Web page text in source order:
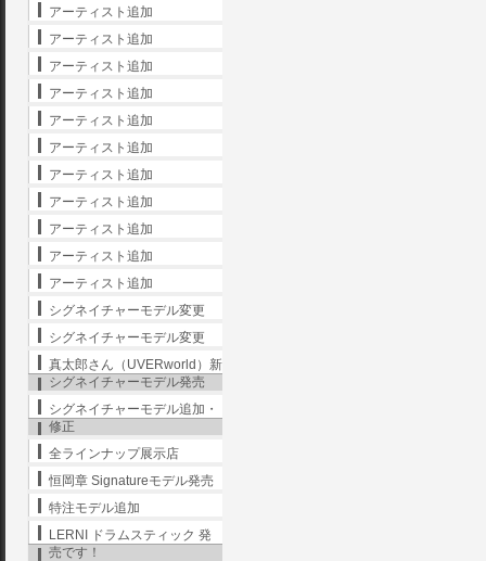
アーティスト追加
アーティスト追加
アーティスト追加
アーティスト追加
アーティスト追加
アーティスト追加
アーティスト追加
アーティスト追加
アーティスト追加
アーティスト追加
アーティスト追加
シグネイチャーモデル変更
シグネイチャーモデル変更
真太郎さん（UVERworld）新
シグネイチャーモデル発売
シグネイチャーモデル追加・
修正
全ラインナップ展示店
恒岡章 Signatureモデル発売
特注モデル追加
LERNI ドラムスティック 発
売です！